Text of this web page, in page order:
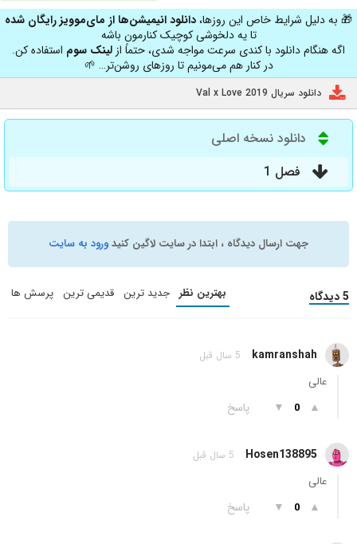
🎁 به دلیل شرایط خاص این روزها،دانلود انیمیشن‌ها از مای‌موویز رایگان شده
تا یه دلخوشی کوچیک کنارمون باشه
اگه هنگام دانلود با کندی سرعت مواجه شدی، حتماً از لینک سوم استفاده کن.
در کنار هم می‌مونیم تا روزهای روشن‌تر… 🌱
دانلود سریال Val x Love 2019
دانلود نسخه اصلی
فصل 1
جهت ارسال دیدگاه ، ابتدا در سایت لاگین کنیدورود به سایت
5 دیدگاه بهترین نظر جدید ترین قدیمی ترین پرسش ها
kamranshah 5 سال قبل
عالی
▲
0
▼ پاسخ
Hosen138895 5 سال قبل
عالی
▲
0
▼ پاسخ